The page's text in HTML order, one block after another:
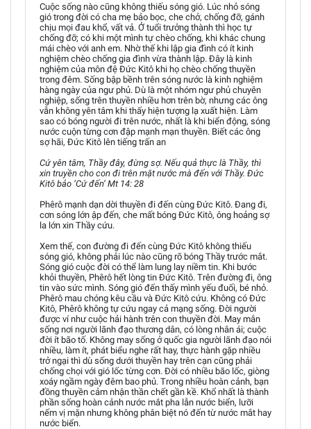
Cuộc sống nào cũng không thiếu sóng gió. Lúc nhỏ sóng
gió trong đời có cha mẹ bảo bọc, che chở, chống đỡ, gánh
chịu mọi đau khổ, vất vả. Ở tuổi trưởng thành thì học tự
chống đỡ; có khi một mình tự chèo chống, khi khác chung
mái chèo với anh em. Nhờ thế khi lập gia đình có ít kinh
nghiệm chèo chống gia đình vừa thành lập. Đây là kinh
nghiệm của môn đệ Đức Kitô khi họ chèo chống thuyền
trong đêm. Sống bập bềnh trên sóng nước là kinh nghiệm
hàng ngày của ngư phủ. Dù là một nhóm ngư phủ chuyên
nghiệp, sống trên thuyền nhiều hơn trên bờ, nhưng các ông
vẫn không yên tâm khi thấy hiện tượng lạ xuất hiện. Làm
sao có bóng người đi trên nước, nhất là khi biển động, sóng
nước cuộn từng cơn đập mạnh mạn thuyền. Biết các ông
sợ hãi, Đức Kitô lên tiếng trấn an
Cứ yên tâm, Thầy đây, đừng sợ. Nếu quả thực là Thầy, thì
xin truyền cho con đi trên mặt nước mà đến với Thầy. Đức
Kitô bảo ‘Cứ đến’ Mt 14: 28
Phêrô mạnh dạn dời thuyền đi đến cùng Đức Kitô. Đang đi,
cơn sóng lớn ập đến, che mất bóng Đức Kitô, ông hoảng sợ
la lớn xin Thầy cứu.
Xem thế, con đường đi đến cùng Đức Kitô không thiếu
sóng gió, không phải lúc nào cũng rõ bóng Thầy trước mắt.
Sóng gió cuộc đời có thể làm lung lay niềm tin. Khi bước
khỏi thuyền, Phêrô hết lòng tin Đức Kitô. Trên đường đi, ông
tin vào sức mình. Sóng gió đến thấy mình yếu đuối, bé nhỏ.
Phêrô mau chóng kêu cầu và Đức Kitô cứu. Không có Đức
Kitô, Phêrô không tự cứu ngay cả mạng sống. Đời người
được ví như cuộc hải hành trên con thuyền đời. May mắn
sống nơi người lãnh đạo thương dân, có lòng nhân ái; cuộc
đời ít bão tố. Không may sống ở quốc gia người lãnh đạo nói
nhiều, làm ít, phát biểu nghe rất hay, thực hành gặp nhiều
trở ngại thì dù sống dưới thuyền hay trên cạn cũng phải
chống chọi với gió lốc từng cơn. Đời có nhiều bão lốc, giòng
xoáy ngầm ngày đêm bao phủ. Trong nhiều hoàn cảnh, bạn
đồng thuyền cảm nhận thần chết gần kề. Khổ nhất là thành
phần sống hoàn cảnh nước mắt pha lẫn nước biển, lưỡi
nếm vị mặn nhưng không phân biệt nó đến từ nước mắt hay
nước biển.